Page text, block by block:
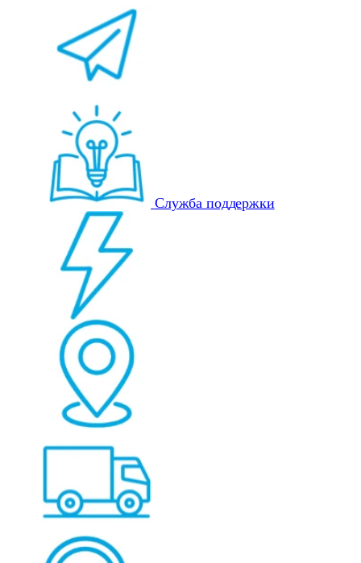
Служба поддержки